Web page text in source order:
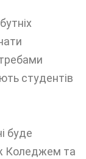
студентів
буде
Коледжем та